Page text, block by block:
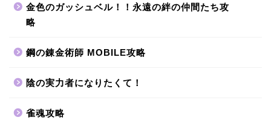
金色のガッシュベル！！永遠の絆の仲間たち攻
略
鋼の錬金術師 MOBILE攻略
陰の実力者になりたくて！
雀魂攻略